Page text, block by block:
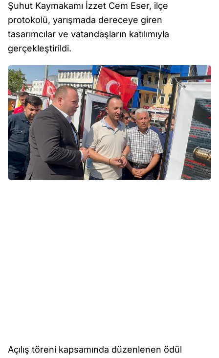
Şuhut Kaymakamı İzzet Cem Eser, ilçe
protokolü, yarışmada dereceye giren
tasarımcılar ve vatandaşların katılımıyla
gerçekleştirildi.
Açılış töreni kapsamında düzenlenen ödül